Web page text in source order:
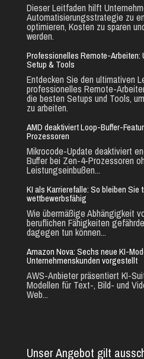
Dieser Leitfaden hilft
Automatisierungsstrategie zu
optimieren, Kosten zu sparen
werden.
Professionelles Remote-Arbeiten:
Setup & Tools
Entdecken Sie den ultimativen
professionelles Remote-
die besten Setups und Tools,
zu arbeiten.
AMD deaktiviert Loop-Buffer-
Prozessoren
Mikrocode-Update deaktiviert
Buffer bei Zen-4-Prozessoren
Leistungseinbußen...
KI als Karrierefalle: So bleiben Sie
wettbewerbsfähig
Wie übermäßige Abhängigkeit
beruflichen Fähigkeiten
dagegen tun können...
Amazon Nova: Sechs neue KI-
Unternehmenskunden vorgestellt
AWS-Anbieter präsentiert KI-
Modellen für Text-, Bild- und
Web...
Unser Angebot gilt